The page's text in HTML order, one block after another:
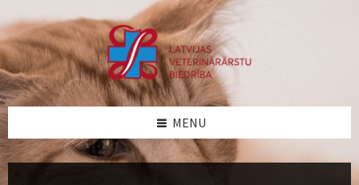
to
content
to
left
sidebar
to
right
sidebar
to
footer
MENU